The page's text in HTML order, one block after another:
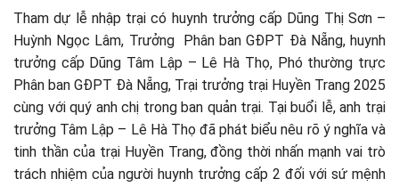
Tham dự lễ nhập trại có huynh trưởng cấp Dũng Thị Sơn –
Huỳnh Ngọc Lâm, Trưởng Phân ban GĐPT Đà Nẵng, huynh
trưởng cấp Dũng Tâm Lập – Lê Hà Thọ, Phó thường trực
Phân ban GĐPT Đà Nẵng, Trại trưởng trại Huyền Trang 2025
cùng với quý anh chị trong ban quản trại. Tại buổi lễ, anh trại
trưởng Tâm Lập – Lê Hà Thọ đã phát biểu nêu rõ ý nghĩa và
tinh thần của trại Huyền Trang, đồng thời nhấn mạnh vai trò
trách nhiệm của người huynh trưởng cấp 2 đối với sứ mệnh